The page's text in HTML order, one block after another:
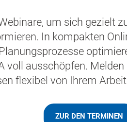
um sich gezielt
In kompakten
voll ausschöpfen.
flexibel von Ihrem
ZUR DEN TERMINEN